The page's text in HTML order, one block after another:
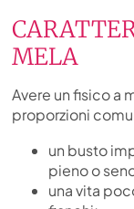
MELA
Avere un fisico a
proporzioni
un busto
pieno o
una vita